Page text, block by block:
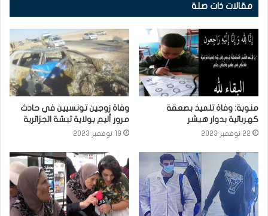
مقالات ذات صلة
منوبة: وفاة تلميذ بصعقة
كهربائية بدوار هيشر
22 نوفمبر 2023
وفاة زوجين تونسيين في حادث
مرور أليم بولاية تبسّة الجزائرية
19 نوفمبر 2023